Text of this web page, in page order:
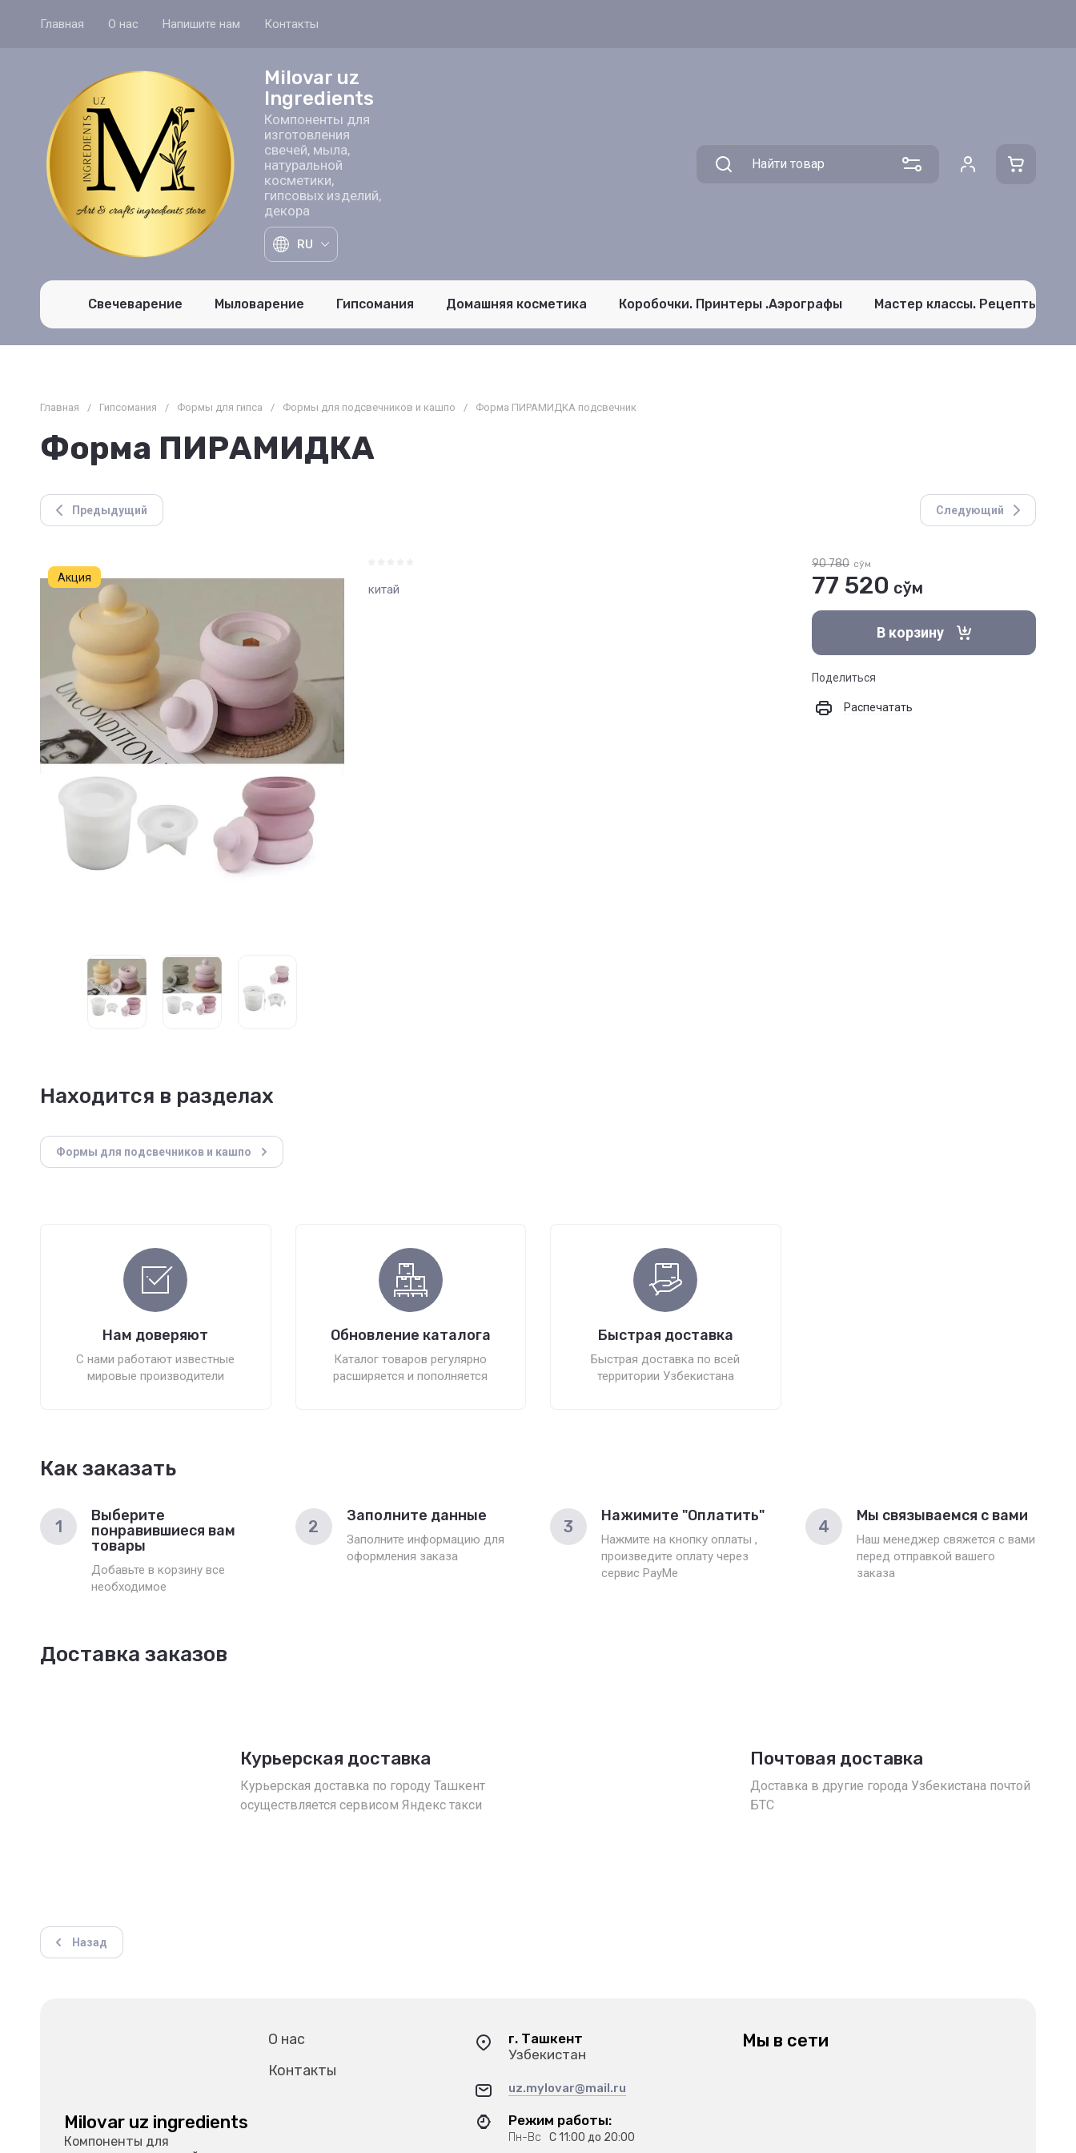
Главная О нас Напишите нам Контакты
Milovar uz
Ingredients
Компоненты для
изготовления
свечей, мыла,
натуральной
косметики,
гипсовых изделий,
декора
RU
Свечеварение Мыловарение Гипсомания Домашняя косметика Коробочки. Принтеры .Аэрографы Мастер классы. Рецепты
Главная / Гипсомания / Формы для гипса / Формы для подсвечников и кашпо / Форма ПИРАМИДКА подсвечник
Форма ПИРАМИДКА
Предыдущий Следующий
Акция
китай
90 780 сўм
77 520 сўм
В корзину
Поделиться
Распечатать
Находится в разделах
Формы для подсвечников и кашпо
Нам доверяют
С нами работают известные
мировые производители
Обновление каталога
Каталог товаров регулярно
расширяется и пополняется
Быстрая доставка
Быстрая доставка по всей
территории Узбекистана
Как заказать
1
Выберите
понравившиеся вам
товары
Добавьте в корзину все
необходимое
2
Заполните данные
Заполните информацию для
оформления заказа
3
Нажимите "Оплатить"
Нажмите на кнопку оплаты ,
произведите оплату через
сервис PayMe
4
Мы связываемся с вами
Наш менеджер свяжется с вами
перед отправкой вашего
заказа
Доставка заказов
Курьерская доставка
Курьерская доставка по городу Ташкент
осуществляется сервисом Яндекс такси
Почтовая доставка
Доставка в другие города Узбекистана почтой
БТС
Назад
Milovar uz ingredients
Компоненты для
О нас
Контакты
г. Ташкент
Узбекистан
uz.mylovar@mail.ru
Режим работы:
Пн-Вс С 11:00 до 20:00
Мы в сети